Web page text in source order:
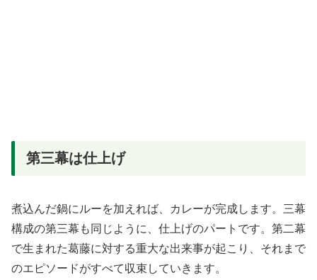
第三幕は仕上げ
煮込んだ鍋にルーを加えれば、カレーが完成します。三幕
構成の第三幕も同じように、仕上げのパートです。第二幕
で生まれた葛藤に対する重大な出来事が起こり、それまで
のエピソードがすべて収束していきます。